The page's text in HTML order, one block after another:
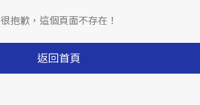
很抱歉，這個頁面不存在！
返回首頁